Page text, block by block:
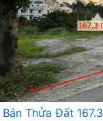
Bán Thửa Đất